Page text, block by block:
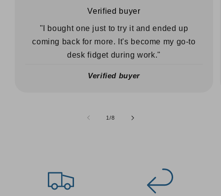
Verified buyer
"I bought one just to try it and ended up
coming back for more. It's become my go-to
desk fidget during work."
Verified buyer
1/de
8